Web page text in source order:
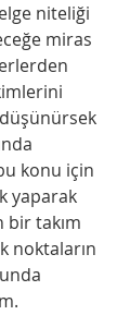
niteliği
miras
konu için
yaparak
bir takım
noktaların